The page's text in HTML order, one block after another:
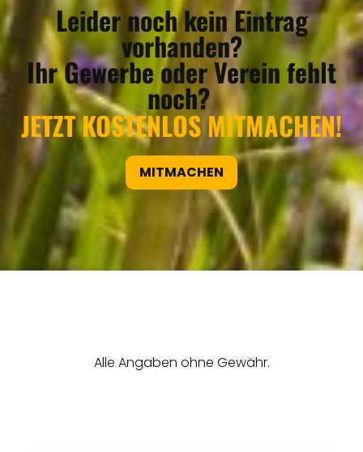
Leider noch kein Eintrag
vorhanden?
Ihr Gewerbe oder Verein fehlt
noch?
JETZT KOSTENLOS MITMACHEN!
MITMACHEN